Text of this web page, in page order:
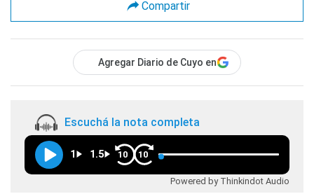
Compartir
Agregar Diario de Cuyo en
Escuchá la nota completa
1 1.5 10 10
Powered by Thinkindot Audio